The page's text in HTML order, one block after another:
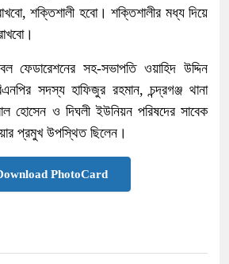
শক্তিশালী হবো। শক্তিশালীর মধ্য দিয়ে
ফেডারেশনের সহ-সভাপতি ওয়াহিদ উদ্দিন
সদস্য হাফিজুর রহমান, চন্দ্রগঞ্জ থানা
হোসেন ও দিঘলী ইউনিয়ন পরিষদের সাবেক
প্রমুখ উপস্থিত ছিলেন।
PhotoCard